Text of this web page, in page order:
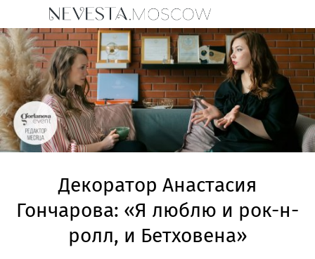
Декоратор Анастасия
Гончарова: «Я люблю и рок-н-
ролл, и Бетховена»